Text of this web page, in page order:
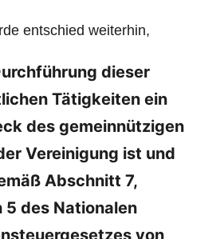
entschied weiterhin,
dieser
Tätigkeiten ein
des gemeinnützigen
Vereinigung ist und
Abschnitt 7,
5 des Nationalen
von